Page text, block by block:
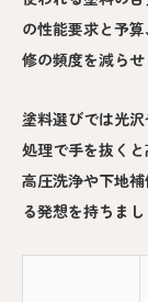
の性能要求と予
修の頻度を減らせ
塗料選びでは光
処理で手を抜く
高圧洗浄や下地
る発想を持ちまし